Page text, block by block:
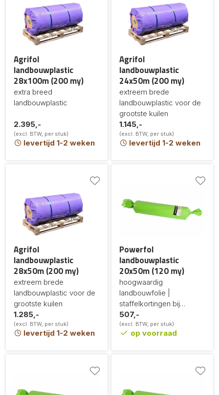
Agrifol
landbouwplastic
28x100m (200 my)
extra breed
landbouwplastic
2.395,-
(excl. BTW, per stuk)
levertijd 1-2 weken
Agrifol
landbouwplastic
24x50m (200 my)
extreem brede
landbouwplastic voor de
grootste kuilen
1.145,-
(excl. BTW, per stuk)
levertijd 1-2 weken
Agrifol
landbouwplastic
28x50m (200 my)
extreem brede
landbouwplastic voor de
grootste kuilen
1.285,-
(excl. BTW, per stuk)
levertijd 1-2 weken
Powerfol
landbouwplastic
20x50m (120 my)
hoogwaardig
landbouwfolie |
staffelkortingen bij
grotere afname
507,-
(excl. BTW, per stuk)
op voorraad